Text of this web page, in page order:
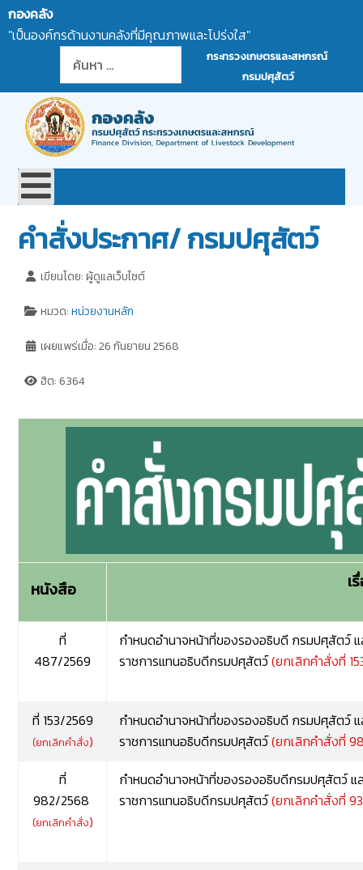
กองคลัง
"เป็นองค์กรด้านงานคลังที่มีคุณภาพและโปร่งใส"
กระทรวงเกษตรและสหกรณ์
กรมปศุสัตว์
คำสั่งประกาศ/ กรมปศุสัตว์
เขียนโดย:ผู้ดูแลเว็บไซต์
หมวด:หน่วยงานหลัก
เผยแพร่เมื่อ: 26 กันยายน 2568
ฮิต: 6364
หนังสือ เ
ที่
487/2569
กำหนดอำนาจหน้าที่ของรองอธิบดี กรมปศุสัตว์
ราชการแทนอธิบดีกรมปศุสัตว์(ยกเลิกคำสั่งที่
ที่ 153/2569
(ยกเลิกคำสั่ง)
กำหนดอำนาจหน้าที่ของรองอธิบดี กรมปศุสัตว์
ราชการแทนอธิบดีกรมปศุสัตว์(ยกเลิกคำสั่งที่
ที่
982/2568
(ยกเลิกคำสั่ง)
กำหนดอำนาจหน้าที่ของรองอธิบดีกรมปศุสัตว์ แ
ราชการแทนอธิบดีกรมปศุสัตว์(ยกเลิกคำสั่งที่